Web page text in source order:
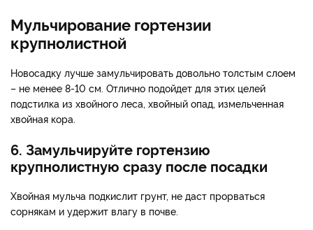
Мульчирование гортензии
крупнолистной
Новосадку лучше замульчировать довольно толстым слоем
– не менее 8-10 см. Отлично подойдет для этих целей
подстилка из хвойного леса, хвойный опад, измельченная
хвойная кора.
6. Замульчируйте гортензию
крупнолистную сразу после посадки
Хвойная мульча подкислит грунт, не даст прорваться
сорнякам и удержит влагу в почве.